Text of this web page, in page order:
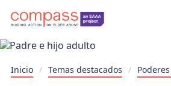
Inicio / Temas destacados /